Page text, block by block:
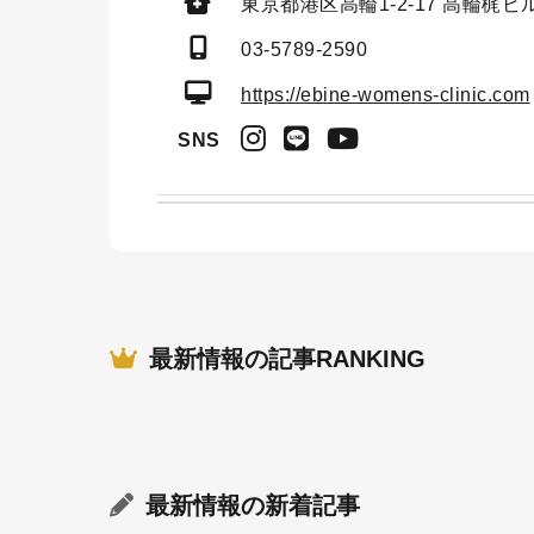
東京都港区高輪1-2-17 高輪梶ビ
03-5789-2590
https://ebine-womens-clinic.com
SNS
最新情報の記事RANKING
最新情報の新着記事